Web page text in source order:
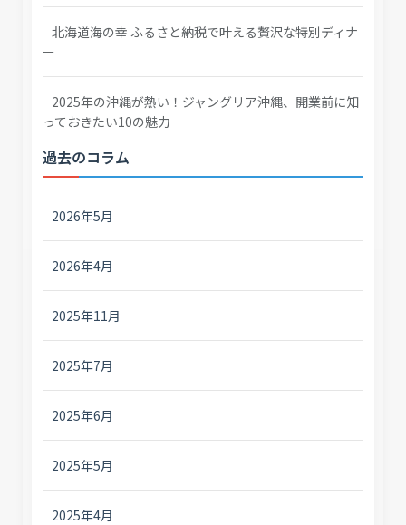
北海道海の幸 ふるさと納税で叶える贅沢な特別ディナ
ー
2025年の沖縄が熱い！ジャングリア沖縄、開業前に知
っておきたい10の魅力
過去のコラム
2026年5月
2026年4月
2025年11月
2025年7月
2025年6月
2025年5月
2025年4月